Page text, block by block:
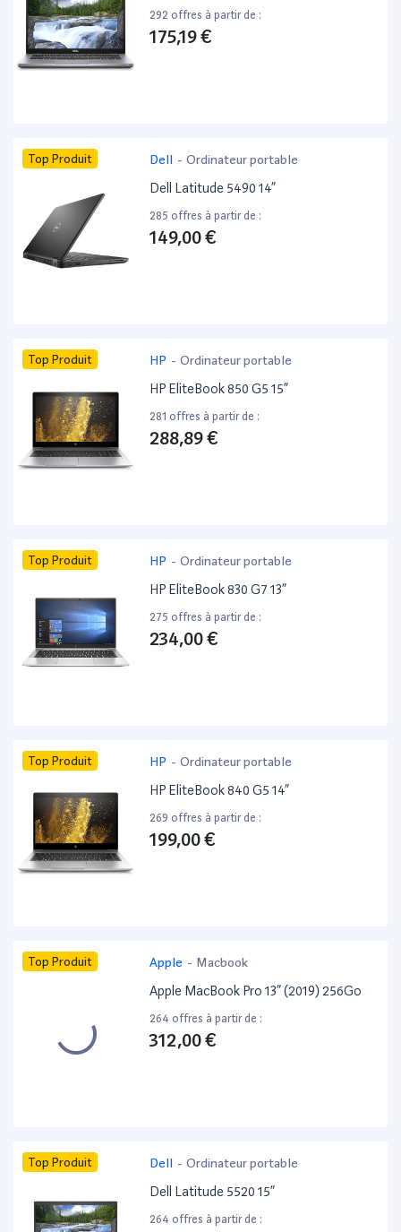
292 offres à partir de :
175,19 €
Top Produit Dell - Ordinateur portable
Dell Latitude 5490 14”
285 offres à partir de :
149,00 €
Top Produit HP - Ordinateur portable
HP EliteBook 850 G5 15”
281 offres à partir de :
288,89 €
Top Produit HP - Ordinateur portable
HP EliteBook 830 G7 13”
275 offres à partir de :
234,00 €
Top Produit HP - Ordinateur portable
HP EliteBook 840 G5 14”
269 offres à partir de :
199,00 €
Top Produit Apple - Macbook
Apple MacBook Pro 13” (2019) 256Go
264 offres à partir de :
312,00 €
Top Produit Dell - Ordinateur portable
Dell Latitude 5520 15”
264 offres à partir de :